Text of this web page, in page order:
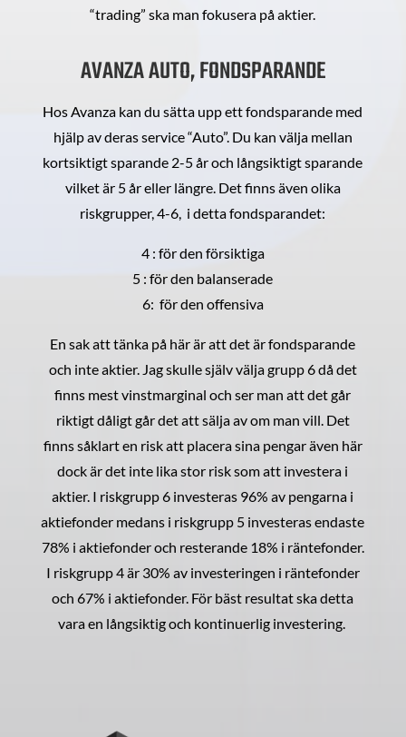
“trading” ska man fokusera på aktier.
AVANZA AUTO, FONDSPARANDE
Hos Avanza kan du sätta upp ett fondsparande med
hjälp av deras service “Auto”. Du kan välja mellan
kortsiktigt sparande 2-5 år och långsiktigt sparande
vilket är 5 år eller längre. Det finns även olika
riskgrupper, 4-6, i detta fondsparandet:
4 : för den försiktiga
5 : för den balanserade
6: för den offensiva
En sak att tänka på här är att det är fondsparande
och inte aktier. Jag skulle själv välja grupp 6 då det
finns mest vinstmarginal och ser man att det går
riktigt dåligt går det att sälja av om man vill. Det
finns såklart en risk att placera sina pengar även här
dock är det inte lika stor risk som att investera i
aktier. I riskgrupp 6 investeras 96% av pengarna i
aktiefonder medans i riskgrupp 5 investeras endaste
78% i aktiefonder och resterande 18% i räntefonder.
I riskgrupp 4 är 30% av investeringen i räntefonder
och 67% i aktiefonder. För bäst resultat ska detta
vara en långsiktig och kontinuerlig investering.